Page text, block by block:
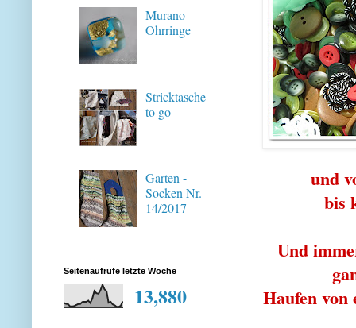
und
bis
Und
Haufen
Murano-
Ohrringe
Stricktasche
to go
Garten -
Socken Nr.
14/2017
Seitenaufrufe letzte Woche
13,880